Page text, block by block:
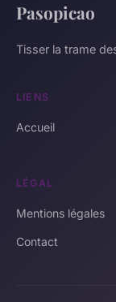
Pasopicao
Tisser la trame
LIENS
Accueil
LÉGAL
Mentions légales
Contact